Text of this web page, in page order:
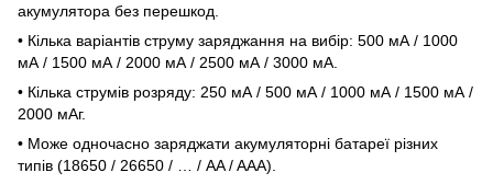
акумулятора без перешкод.
• Кілька варіантів струму заряджання на вибір: 500 мА / 1000
мА / 1500 мА / 2000 мА / 2500 мА / 3000 мА.
• Кілька струмів розряду: 250 мА / 500 мА / 1000 мА / 1500 мА /
2000 мАг.
• Може одночасно заряджати акумуляторні батареї різних
типів (18650 / 26650 / … / AA / AAA).